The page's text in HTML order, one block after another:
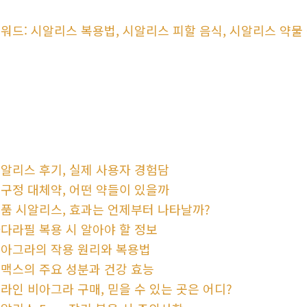
드: 시알리스 복용법, 시알리스 피할 음식, 시알리스 약
리스 후기, 실제 사용자 경험담
정 대체약, 어떤 약들이 있을까
시알리스, 효과는 언제부터 나타날까?
라필 복용 시 알아야 할 정보
그라의 작용 원리와 복용법
스의 주요 성분과 건강 효능
인 비아그라 구매, 믿을 수 있는 곳은 어디?